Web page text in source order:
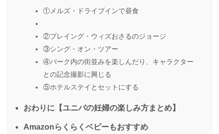
①メルズ・ドライブインで昼食
②プレイング・ウィズおさるのジョージ
③シング・オン・ツアー
④パーク内の街並みを楽しんだり、キャラクター
との記念撮影に興じる
⑤ホテルステイとセットにする
おわりに【ユニバの妊婦の楽しみ方まとめ】
Amazonらくらくベビーもおすすめ